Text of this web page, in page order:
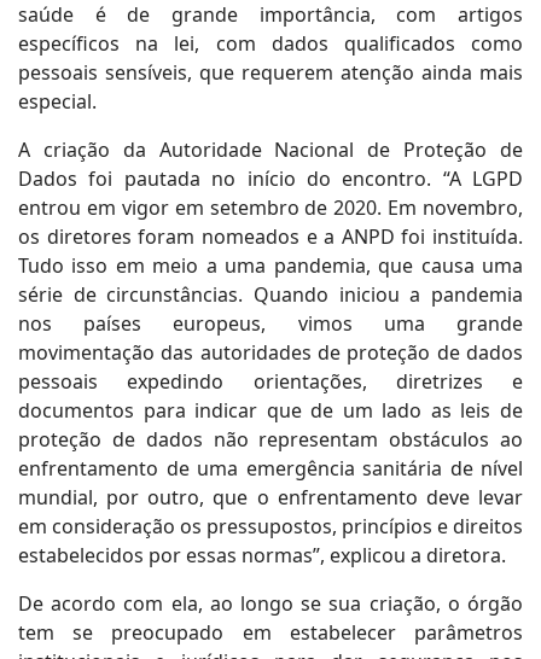
saúde é de grande importância, com artigos
específicos na lei, com dados qualificados como
pessoais sensíveis, que requerem atenção ainda mais
especial.
A criação da Autoridade Nacional de Proteção de
Dados foi pautada no início do encontro. “A LGPD
entrou em vigor em setembro de 2020. Em novembro,
os diretores foram nomeados e a ANPD foi instituída.
Tudo isso em meio a uma pandemia, que causa uma
série de circunstâncias. Quando iniciou a pandemia
nos países europeus, vimos uma grande
movimentação das autoridades de proteção de dados
pessoais expedindo orientações, diretrizes e
documentos para indicar que de um lado as leis de
proteção de dados não representam obstáculos ao
enfrentamento de uma emergência sanitária de nível
mundial, por outro, que o enfrentamento deve levar
em consideração os pressupostos, princípios e direitos
estabelecidos por essas normas”, explicou a diretora.
De acordo com ela, ao longo se sua criação, o órgão
tem se preocupado em estabelecer parâmetros